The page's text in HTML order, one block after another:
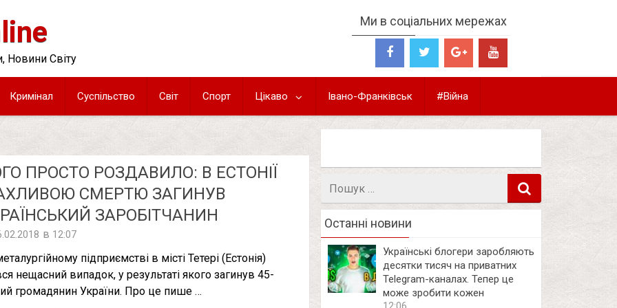
Новини Світу
Ми в соціальних мережах
Кримінал Суспільство Світ Спорт Цікаво Івано-Франківськ #Війна
ПРОСТО РОЗДАВИЛО: В ЕСТОНІЇ
СМЕРТЮ ЗАГИНУВ
ЗАРОБІТЧАНИН
в 12:07
підприємстві в місті Тетері (Естонія)
нещасний випадок, у результаті якого загинув 45-
громадянин України. Про це пише …
Останні новини
Українські блогери заробляють
десятки тисяч на приватних
Telegram-каналах. Тепер це
може зробити кожен